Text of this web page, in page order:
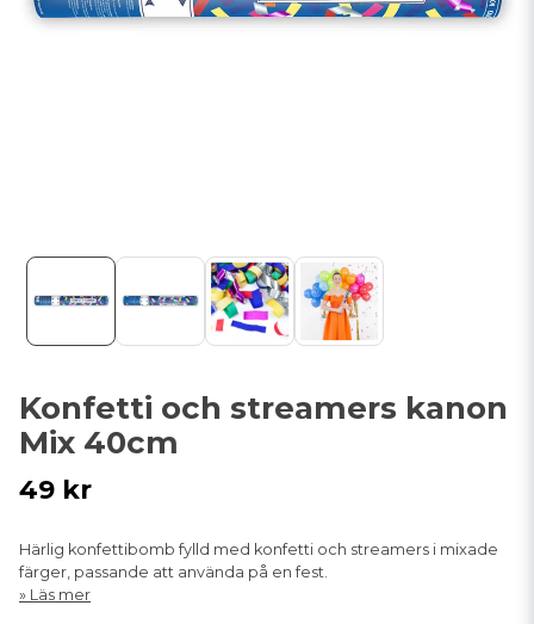
Konfetti och streamers kanon
Mix 40cm
49 kr
Härlig konfettibomb fylld med konfetti och streamers i mixade
färger, passande att använda på en fest.
Läs mer